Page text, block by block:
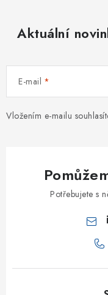
Aktuální
E-mail
Vložením e-mailu
Potřebujete s